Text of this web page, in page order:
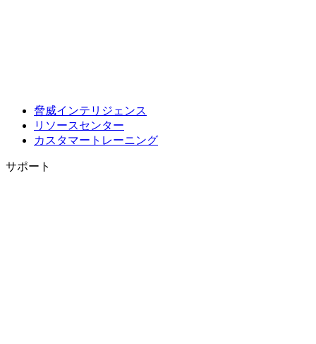
脅威インテリジェンス
リソースセンター
カスタマートレーニング
サポート